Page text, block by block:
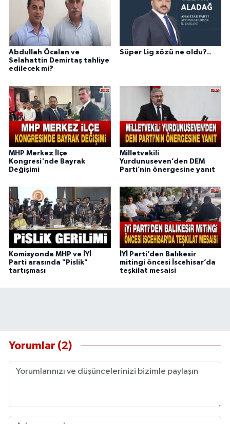
Abdullah Öcalan ve
Selahattin Demirtaş tahliye
edilecek mi?
Süper Lig sözü ne oldu?..
MHP Merkez İlçe
Kongresi'nde Bayrak
Değişimi
Milletvekili
Yurdunuseven’den DEM
Parti’nin önergesine yanıt
Komisyonda MHP ve İYİ
Parti arasında "Pislik"
tartışması
İYİ Parti’den Balıkesir
mitingi öncesi İscehisar’da
teşkilat mesaisi
Yorumlar (2)